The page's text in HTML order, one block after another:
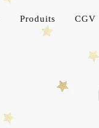
Produits CGV